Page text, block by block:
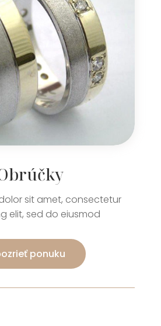
sit amet, consectetur
elit, sed do eiusmod
ponuku